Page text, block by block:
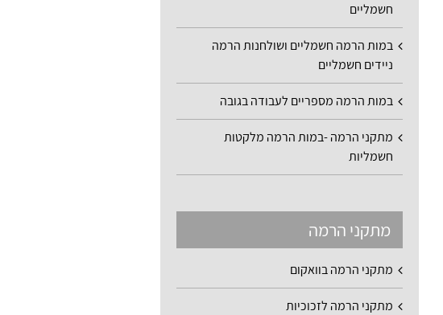
חשמליים
במות הרמה חשמליים ושולחנות הרמה
ניידים חשמליים
במות הרמה מספריים לעבודה בגובה
מתקני הרמה -במות הרמה מלקטות
חשמליות
מתקני הרמה
מתקני הרמה בוואקום
מתקני הרמה לזכוכיות